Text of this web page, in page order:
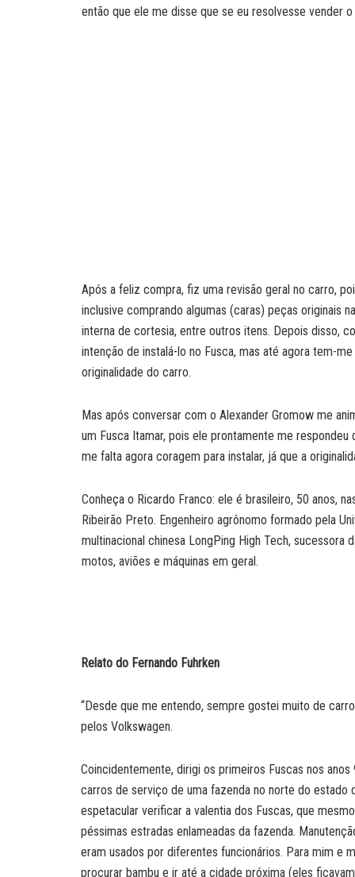
então que ele me disse que se eu resolvesse vender
Após a feliz compra, fiz uma revisão geral no carro,
inclusive comprando algumas (caras) peças originais
interna de cortesia, entre outros itens. Depois disso,
intenção de instalá-lo no Fusca, mas até agora tem-
originalidade do carro.
Mas após conversar com o Alexander Gromow me
um Fusca Itamar, pois ele prontamente me
me falta agora coragem para instalar, já que a
Conheça o Ricardo Franco: ele é brasileiro, 50 anos,
Ribeirão Preto. Engenheiro agrônomo formado pela
multinacional chinesa LongPing High Tech,
motos, aviões e máquinas em geral.
Relato do Fernando Fuhrken
“Desde que me entendo, sempre gostei muito de
pelos Volkswagen.
Coincidentemente, dirigi os primeiros Fuscas nos
carros de serviço de uma fazenda no norte do estado
espetacular verificar a valentia dos Fuscas, que
péssimas estradas enlameadas da fazenda.
eram usados por diferentes funcionários. Para mim e
procurar bambu e ir até a cidade próxima (eles